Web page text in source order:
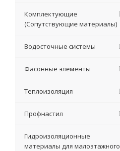
Комплектующие
(Сопутствующие материалы)
Водосточные системы
Фасонные элементы
Теплоизоляция
Профнастил
Гидроизоляционные
материалы для малоэтажного